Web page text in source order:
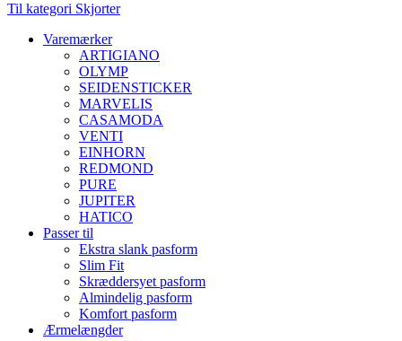
Til kategori Skjorter
Varemærker
ARTIGIANO
OLYMP
SEIDENSTICKER
MARVELIS
CASAMODA
VENTI
EINHORN
REDMOND
PURE
JUPITER
HATICO
Passer til
Ekstra slank pasform
Slim Fit
Skræddersyet pasform
Almindelig pasform
Komfort pasform
Ærmelængder